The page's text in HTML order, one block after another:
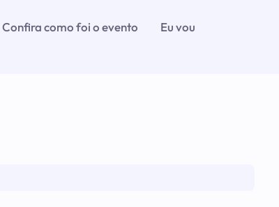
Confira como foi o evento
Eu vou